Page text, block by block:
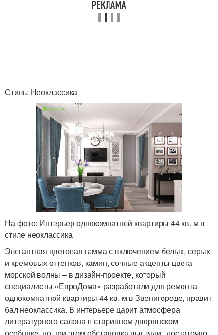
Стиль: Неоклассика
На фото: Интерьер однокомнатной квартиры 44 кв. м в
стиле неоклассика
Элегантная цветовая гамма с включением белых, серых
и кремовых оттенков, камин, сочные акценты цвета
морской волны – в дизайн-проекте, который
специалисты «ЕвроДома» разработали для ремонта
однокомнатной квартиры 44 кв. м в Звенигороде, правит
бал неоклассика. В интерьере царит атмосфера
литературного салона в старинном дворянском